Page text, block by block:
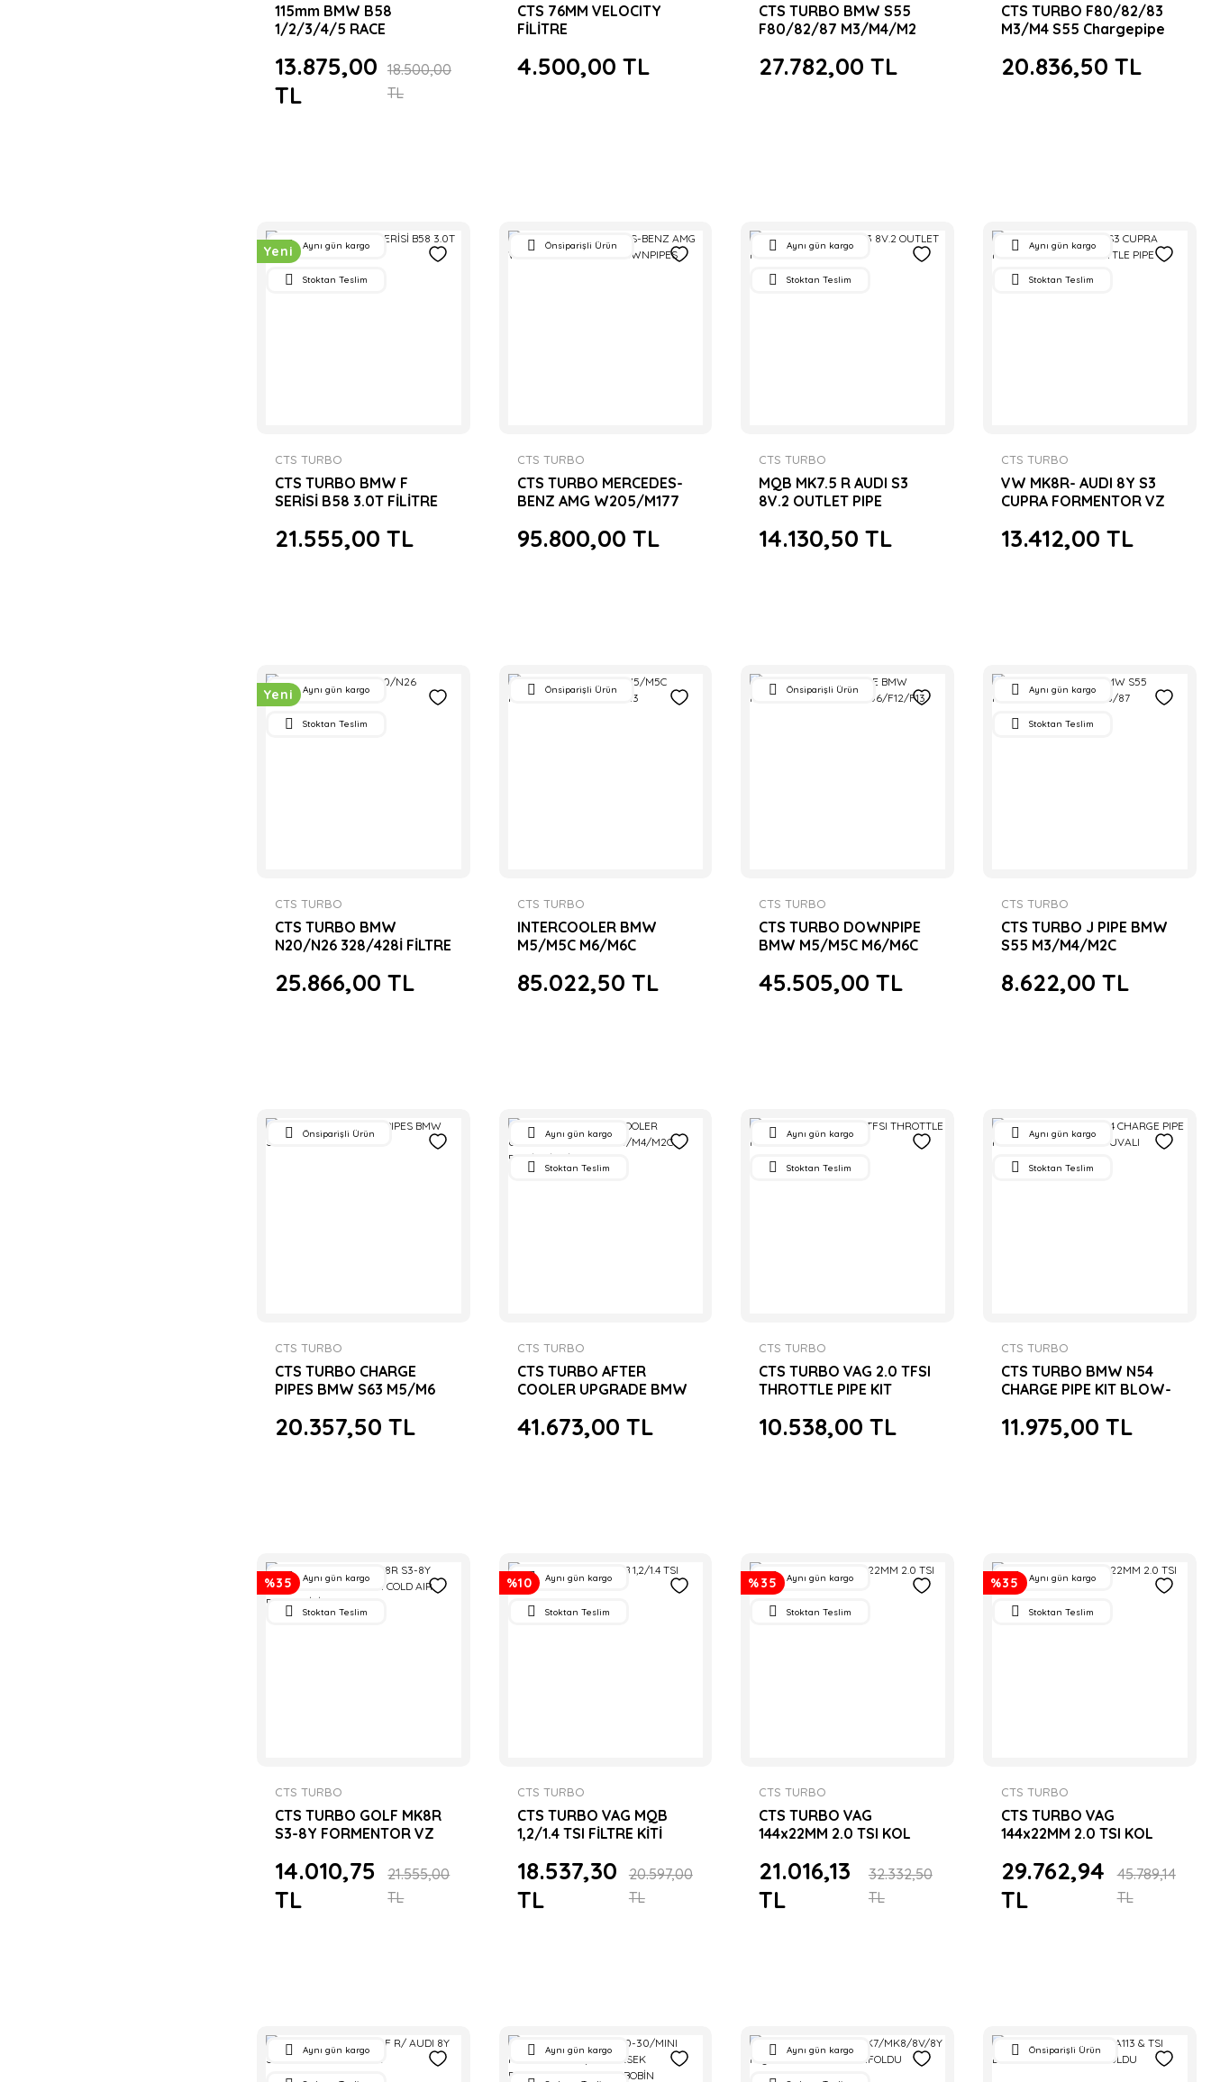
115mm BMW B58
1/2/3/4/5 RACE
13.875,00
TL
18.500,00
TL
CTS 76MM VELOCITY
FİLİTRE
4.500,00 TL
CTS TURBO BMW S55
F80/82/87 M3/M4/M2
27.782,00 TL
CTS TURBO F80/82/83
M3/M4 S55 Chargepipe
20.836,50 TL
Yeni Aynı gün kargo
Stoktan Teslim
CTS TURBO
CTS TURBO BMW F
SERİSİ B58 3.0T FİLİTRE
21.555,00 TL
Önsiparişli Ürün
CTS TURBO
CTS TURBO MERCEDES-
BENZ AMG W205/M177
95.800,00 TL
Aynı gün kargo
Stoktan Teslim
CTS TURBO
MQB MK7.5 R AUDI S3
8V.2 OUTLET PIPE
14.130,50 TL
Aynı gün kargo
Stoktan Teslim
CTS TURBO
VW MK8R- AUDI 8Y S3
CUPRA FORMENTOR VZ
13.412,00 TL
Yeni Aynı gün kargo
Stoktan Teslim
CTS TURBO
CTS TURBO BMW
N20/N26 328/428İ FİLTRE
25.866,00 TL
Önsiparişli Ürün
CTS TURBO
INTERCOOLER BMW
M5/M5C M6/M6C
85.022,50 TL
Önsiparişli Ürün
CTS TURBO
CTS TURBO DOWNPIPE
BMW M5/M5C M6/M6C
45.505,00 TL
Aynı gün kargo
Stoktan Teslim
CTS TURBO
CTS TURBO J PIPE BMW
S55 M3/M4/M2C
8.622,00 TL
Önsiparişli Ürün
CTS TURBO
CTS TURBO CHARGE
PIPES BMW S63 M5/M6
20.357,50 TL
Aynı gün kargo
Stoktan Teslim
CTS TURBO
CTS TURBO AFTER
COOLER UPGRADE BMW
F80/82/83/87
41.673,00 TL
Aynı gün kargo
Stoktan Teslim
CTS TURBO
CTS TURBO VAG 2.0 TFSI
THROTTLE PIPE KIT
10.538,00 TL
Aynı gün kargo
Stoktan Teslim
CTS TURBO
CTS TURBO BMW N54
CHARGE PIPE KIT BLOW-
11.975,00 TL
%35 Aynı gün kargo
Stoktan Teslim
CTS TURBO
CTS TURBO GOLF MK8R
S3-8Y FORMENTOR VZ
KİTİ
14.010,75
TL
21.555,00
TL
%10 Aynı gün kargo
Stoktan Teslim
CTS TURBO
CTS TURBO VAG MQB
1,2/1.4 TSI FİLTRE KİTİ
18.537,30
TL
20.597,00
TL
%35 Aynı gün kargo
Stoktan Teslim
CTS TURBO
CTS TURBO VAG
144x22MM 2.0 TSI KOL
21.016,13
TL
32.332,50
TL
%35 Aynı gün kargo
Stoktan Teslim
CTS TURBO
CTS TURBO VAG
144x22MM 2.0 TSI KOL
29.762,94
TL
45.789,14
TL
Aynı gün kargo Aynı gün kargo Aynı gün kargo Önsiparişli Ürün